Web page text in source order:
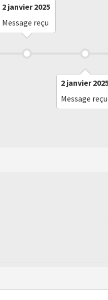
2 janvier 2025
Message reçu
2 janvier
Message reçu